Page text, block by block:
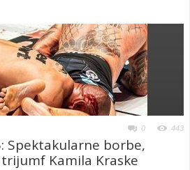
0 443
Spektakularne borbe,
Kamila Kraske